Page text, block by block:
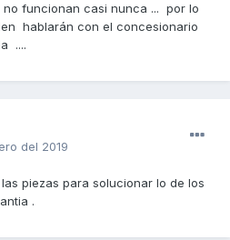
funcionan casi nunca ... por lo
hablarán con el concesionario
....
del 2019
piezas para solucionar lo de los
.